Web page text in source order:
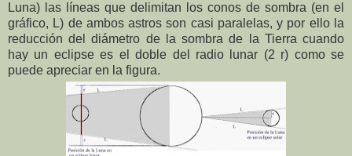
Luna) las líneas que delimitan los conos de sombra (en el
gráfico, L) de ambos astros son casi paralelas, y por ello la
reducción del diámetro de la sombra de la Tierra cuando
hay un eclipse es el doble del radio lunar (2 r) como se
puede apreciar en la figura.